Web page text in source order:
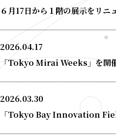
６月17日から１階の展示をリニ
2026.04.17
「Tokyo Mirai Weeks」を開
2026.03.30
「Tokyo Bay Innovation